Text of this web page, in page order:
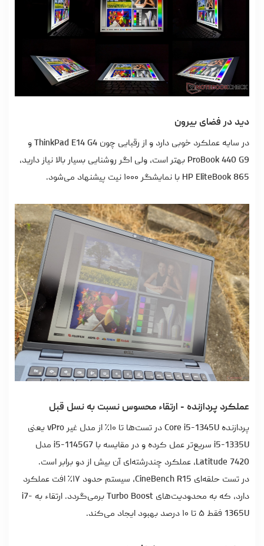
دید در فضای بیرون
در سایه عملکرد خوبی دارد و از رقبایی چون ThinkPad E14 G4 و
ProBook 440 G9 بهتر است، ولی اگر روشنایی بسیار بالا نیاز دارید،
HP EliteBook 865 با نمایشگر ۱۰۰۰ نیت پیشنهاد می‌شود.
عملکرد پردازنده - ارتقاء محسوس نسبت به نسل قبل
پردازنده Core i5-1345U در تست‌ها تا ۱۰٪ از مدل غیر vPro یعنی
i5-1335U سریع‌تر عمل کرده و در مقایسه با i5-1145G7 مدل
Latitude 7420، عملکرد چندرشته‌ای آن بیش از دو برابر است.
در تست حلقه‌ای CineBench R15، سیستم حدود ۱۷٪ افت عملکرد
دارد، که به محدودیت‌های Turbo Boost برمی‌گردد. ارتقاء به i7-
1365U فقط ۵ تا ۱۰ درصد بهبود ایجاد می‌کند.